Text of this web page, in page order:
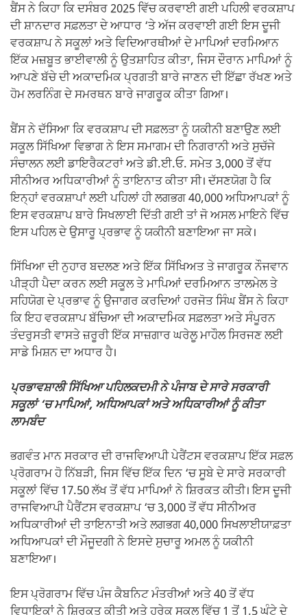
ਬੈਂਸ ਨੇ ਕਿਹਾ ਕਿ ਦਸੰਬਰ 2025 ਵਿੱਚ ਕਰਵਾਈ ਗਈ ਪਹਿਲੀ ਵਰਕਸ਼ਾਪ
ਦੀ ਸ਼ਾਨਦਾਰ ਸਫ਼ਲਤਾ ਦੇ ਆਧਾਰ ‘ਤੇ ਅੱਜ ਕਰਵਾਈ ਗਈ ਇਸ ਦੂਜੀ
ਵਰਕਸ਼ਾਪ ਨੇ ਸਕੂਲਾਂ ਅਤੇ ਵਿਦਿਆਰਥੀਆਂ ਦੇ ਮਾਪਿਆਂ ਦਰਮਿਆਨ
ਇੱਕ ਮਜ਼ਬੂਤ ਭਾਈਵਾਲੀ ਨੂੰ ਉਤਸ਼ਾਹਿਤ ਕੀਤਾ, ਜਿਸ ਦੌਰਾਨ ਮਾਪਿਆਂ ਨੂੰ
ਆਪਣੇ ਬੱਚੇ ਦੀ ਅਕਾਦਮਿਕ ਪ੍ਰਗਤੀ ਬਾਰੇ ਜਾਣਨ ਦੀ ਇੱਛਾ ਰੱਖਣ ਅਤੇ
ਹੋਮ ਲਰਨਿੰਗ ਦੇ ਸਮਰਥਨ ਬਾਰੇ ਜਾਗਰੂਕ ਕੀਤਾ ਗਿਆ।
ਬੈਂਸ ਨੇ ਦੱਸਿਆ ਕਿ ਵਰਕਸ਼ਾਪ ਦੀ ਸਫ਼ਲਤਾ ਨੂੰ ਯਕੀਨੀ ਬਣਾਉਣ ਲਈ
ਸਕੂਲ ਸਿੱਖਿਆ ਵਿਭਾਗ ਨੇ ਇਸ ਸਮਾਗਮ ਦੀ ਨਿਗਰਾਨੀ ਅਤੇ ਸੁਚੱਜੇ
ਸੰਚਾਲਨ ਲਈ ਡਾਇਰੈਕਟਰਾਂ ਅਤੇ ਡੀ.ਈ.ਓ. ਸਮੇਤ 3,000 ਤੋਂ ਵੱਧ
ਸੀਨੀਅਰ ਅਧਿਕਾਰੀਆਂ ਨੂੰ ਤਾਇਨਾਤ ਕੀਤਾ ਸੀ। ਦੱਸਣਯੋਗ ਹੈ ਕਿ
ਇਨ੍ਹਾਂ ਵਰਕਸ਼ਾਪਾਂ ਲਈ ਪਹਿਲਾਂ ਹੀ ਲਗਭਗ 40,000 ਅਧਿਆਪਕਾਂ ਨੂੰ
ਇਸ ਵਰਕਸ਼ਾਪ ਬਾਰੇ ਸਿਖਲਾਈ ਦਿੱਤੀ ਗਈ ਤਾਂ ਜੋ ਅਸਲ ਮਾਇਨੇ ਵਿੱਚ
ਇਸ ਪਹਿਲ ਦੇ ਉਸਾਰੂ ਪ੍ਰਭਾਵ ਨੂੰ ਯਕੀਨੀ ਬਣਾਇਆ ਜਾ ਸਕੇ।
ਸਿੱਖਿਆ ਦੀ ਨੁਹਾਰ ਬਦਲਣ ਅਤੇ ਇੱਕ ਸਿੱਖਿਅਤ ਤੇ ਜਾਗਰੂਕ ਨੌਜਵਾਨ
ਪੀੜ੍ਹੀ ਪੈਦਾ ਕਰਨ ਲਈ ਸਕੂਲ ਤੇ ਮਾਪਿਆਂ ਦਰਮਿਆਨ ਤਾਲਮੇਲ ਤੇ
ਸਹਿਯੋਗ ਦੇ ਪ੍ਰਭਾਵ ਨੂੰ ਉਜਾਗਰ ਕਰਦਿਆਂ ਹਰਜੋਤ ਸਿੰਘ ਬੈਂਸ ਨੇ ਕਿਹਾ
ਕਿ ਇਹ ਵਰਕਸ਼ਾਪ ਬੱਚਿਆ ਦੀ ਅਕਾਦਮਿਕ ਸਫ਼ਲਤਾ ਅਤੇ ਸੰਪੂਰਨ
ਤੰਦਰੁਸਤੀ ਵਾਸਤੇ ਜ਼ਰੂਰੀ ਇੱਕ ਸਾਜ਼ਗਾਰ ਘਰੇਲੂ ਮਾਹੌਲ ਸਿਰਜਣ ਲਈ
ਸਾਡੇ ਮਿਸ਼ਨ ਦਾ ਅਧਾਰ ਹੈ।
ਪ੍ਰਭਾਵਸ਼ਾਲੀ ਸਿੱਖਿਆ ਪਹਿਲਕਦਮੀ ਨੇ ਪੰਜਾਬ ਦੇ ਸਾਰੇ ਸਰਕਾਰੀ
ਸਕੂਲਾਂ ‘ਚ ਮਾਪਿਆਂ, ਅਧਿਆਪਕਾਂ ਅਤੇ ਅਧਿਕਾਰੀਆਂ ਨੂੰ ਕੀਤਾ
ਲਾਮਬੰਦ
ਭਗਵੰਤ ਮਾਨ ਸਰਕਾਰ ਦੀ ਰਾਜਵਿਆਪੀ ਪੇਰੈਂਟਸ ਵਰਕਸ਼ਾਪ ਇੱਕ ਸਫ਼ਲ
ਪ੍ਰੋਗਰਾਮ ਹੋ ਨਿੱਬੜੀ, ਜਿਸ ਵਿੱਚ ਇੱਕ ਦਿਨ ‘ਚ ਸੂਬੇ ਦੇ ਸਾਰੇ ਸਰਕਾਰੀ
ਸਕੂਲਾਂ ਵਿੱਚ 17.50 ਲੱਖ ਤੋਂ ਵੱਧ ਮਾਪਿਆਂ ਨੇ ਸ਼ਿਰਕਤ ਕੀਤੀ। ਇਸ ਦੂਜੀ
ਰਾਜਵਿਆਪੀ ਪੈਰੈਂਟਸ ਵਰਕਸ਼ਾਪ ‘ਚ 3,000 ਤੋਂ ਵੱਧ ਸੀਨੀਅਰ
ਅਧਿਕਾਰੀਆਂ ਦੀ ਤਾਇਨਾਤੀ ਅਤੇ ਲਗਭਗ 40,000 ਸਿਖਲਾਈਯਾਫ਼ਤਾ
ਅਧਿਆਪਕਾਂ ਦੀ ਮੌਜੂਦਗੀ ਨੇ ਇਸਦੇ ਸੁਚਾਰੂ ਅਮਲ ਨੂੰ ਯਕੀਨੀ
ਬਣਾਇਆ।
ਇਸ ਪ੍ਰੋਗਰਾਮ ਵਿੱਚ ਪੰਜ ਕੈਬਨਿਟ ਮੰਤਰੀਆਂ ਅਤੇ 40 ਤੋਂ ਵੱਧ